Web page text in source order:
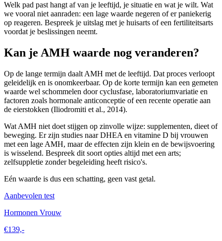
Welk pad past hangt af van je leeftijd, je situatie en wat je wilt. Wat
we vooral niet aanraden: een lage waarde negeren of er paniekerig
op reageren. Bespreek je uitslag met je huisarts of een fertiliteitsarts
voordat je beslissingen neemt.
Kan je AMH waarde nog veranderen?
Op de lange termijn daalt AMH met de leeftijd. Dat proces verloopt
geleidelijk en is onomkeerbaar. Op de korte termijn kan een gemeten
waarde wel schommelen door cyclusfase, laboratoriumvariatie en
factoren zoals hormonale anticonceptie of een recente operatie aan
de eierstokken (Iliodromiti et al., 2014).
Wat AMH niet doet stijgen op zinvolle wijze: supplementen, dieet of
beweging. Er zijn studies naar DHEA en vitamine D bij vrouwen
met een lage AMH, maar de effecten zijn klein en de bewijsvoering
is wisselend. Bespreek dit soort opties altijd met een arts;
zelfsuppletie zonder begeleiding heeft risico's.
Eén waarde is dus een schatting, geen vast getal.
Aanbevolen test
Hormonen Vrouw
€139,-